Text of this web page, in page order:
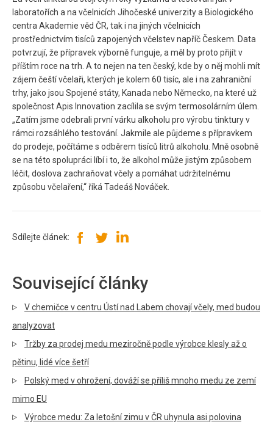
laboratořích a na včelnicích Jihočeské univerzity a Biologického
centra Akademie věd ČR, tak i na jiných včelnicích
prostřednictvím tisíců zapojených včelstev napříč Českem. Data
potvrzují, že přípravek výborně funguje, a měl by proto přijít v
příštím roce na trh. A to nejen na ten český, kde by o něj mohli mít
zájem čeští včelaři, kterých je kolem 60 tisíc, ale i na zahraniční
trhy, jako jsou Spojené státy, Kanada nebo Německo, na které už
společnost Apis Innovation zacílila se svým termosolárním úlem.
„Zatím jsme odebrali první várku alkoholu pro výrobu tinktury v
rámci rozsáhlého testování. Jakmile ale půjdeme s přípravkem
do prodeje, počítáme s odběrem tisíců litrů alkoholu. Mně osobně
se na této spolupráci líbí i to, že alkohol může jistým způsobem
léčit, doslova zachraňovat včely a pomáhat udržitelnému
způsobu včelaření,“ říká Tadeáš Nováček.
Sdílejte článek:
Související články
V chemičce v centru Ústí nad Labem chovají včely, med budou
analyzovat
Tržby za prodej medu meziročně podle výrobce klesly až o
pětinu, lidé více šetří
Polský med v ohrožení, dováží se příliš mnoho medu ze zemí
mimo EU
Výrobce medu: Za letošní zimu v ČR uhynula asi polovina